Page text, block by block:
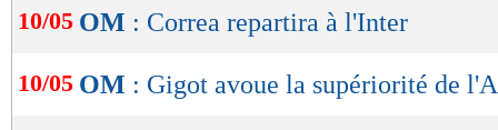
10/05 OM : Correa repartira à l'Inter
10/05 OM : Gigot avoue la supériorité de